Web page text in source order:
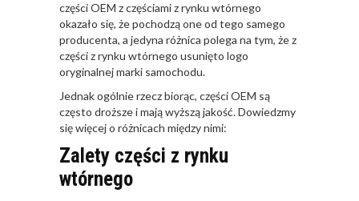
części OEM z częściami z rynku wtórnego
okazało się, że pochodzą one od tego samego
producenta, a jedyna różnica polega na tym, że z
części z rynku wtórnego usunięto logo
oryginalnej marki samochodu.
Jednak ogólnie rzecz biorąc, części OEM są
często droższe i mają wyższą jakość. Dowiedzmy
się więcej o różnicach między nimi:
Zalety części z rynku
wtórnego